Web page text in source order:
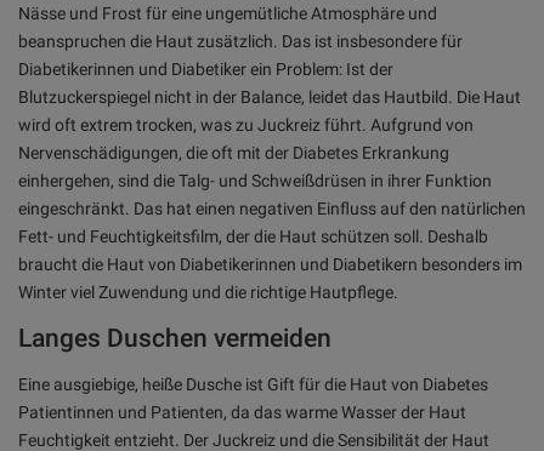
Nässe und Frost für eine ungemütliche Atmosphäre und
beanspruchen die Haut zusätzlich. Das ist insbesondere für
Diabetikerinnen und Diabetiker ein Problem: Ist der
Blutzuckerspiegel nicht in der Balance, leidet das Hautbild. Die Haut
wird oft extrem trocken, was zu Juckreiz führt. Aufgrund von
Nervenschädigungen, die oft mit der Diabetes Erkrankung
einhergehen, sind die Talg- und Schweißdrüsen in ihrer Funktion
eingeschränkt. Das hat einen negativen Einfluss auf den natürlichen
Fett- und Feuchtigkeitsfilm, der die Haut schützen soll. Deshalb
braucht die Haut von Diabetikerinnen und Diabetikern besonders im
Winter viel Zuwendung und die richtige Hautpflege.
Langes Duschen vermeiden
Eine ausgiebige, heiße Dusche ist Gift für die Haut von Diabetes
Patientinnen und Patienten, da das warme Wasser der Haut
Feuchtigkeit entzieht. Der Juckreiz und die Sensibilität der Haut